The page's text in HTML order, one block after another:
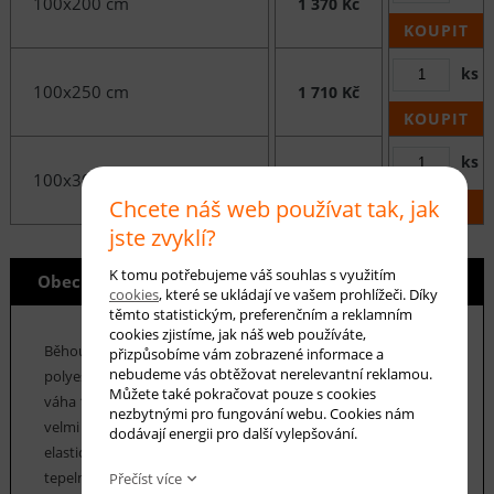
KOUPIT
100x250 cm 1 710 Kč
ks
KOUPIT
100x300 cm
ks
KOUPIT
Obecné info
Běhouny bez vlasuMELIAjsou vyrobeny ze 100%
polyesterových vláken. Výška těchto běhounů je 6 mm a jejich
váha 1400 g/m2. Běhouny bez vlasu se vyznačují především
velmi vysokou odolností proti oděru. Jejich vlákna jsou
elastická a odolná proti deformaci. Mají vysoký koeficient
tepelné vodivosti, takže je lze bez problémů použít v
Chcete náš web používat tak, jak
jste zvyklí?
K tomu potřebujeme váš souhlas s využitím
cookies, které se ukládají ve vašem prohlížeči. Díky
těmto statistickým, preferenčním a reklamním
cookies zjistíme, jak náš web používáte,
přizpůsobíme vám zobrazené informace a
nebudeme vás obtěžovat nerelevantní reklamou.
Můžete také pokračovat pouze s cookies
nezbytnými pro fungování webu. Cookies nám
dodávají energii pro další vylepšování.
Přečíst více